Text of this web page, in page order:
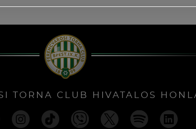
TORNA CLUB HIVATALOS